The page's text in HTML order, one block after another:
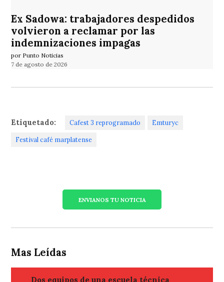
Ex Sadowa: trabajadores despedidos
volvieron a reclamar por las
indemnizaciones impagas
por Punto Noticias
7 de agosto de 2026
Etiquetado: Cafest 3 reprogramado Emturyc
Festival café marplatense
ENVIANOS TU NOTICIA
Mas Leídas